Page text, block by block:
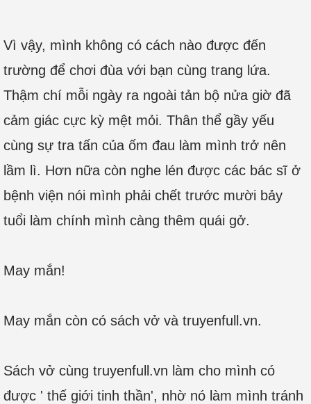
Vì vậy, mình không có cách nào được đến
trường để chơi đùa với bạn cùng trang lứa.
Thậm chí mỗi ngày ra ngoài tản bộ nửa giờ đã
cảm giác cực kỳ mệt mỏi. Thân thể gầy yếu
cùng sự tra tấn của ốm đau làm mình trở nên
lầm lì. Hơn nữa còn nghe lén được các bác sĩ ở
bệnh viện nói mình phải chết trước mười bảy
tuổi làm chính mình càng thêm quái gở.
May mắn!
May mắn còn có sách vở và truyenfull.vn.
Sách vở cùng truyenfull.vn làm cho mình có
được ' thế giới tinh thần', nhờ nó làm mình tránh